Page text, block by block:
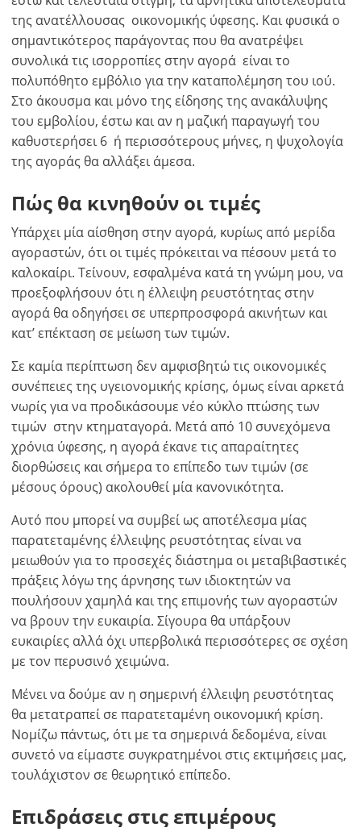
της ανατέλλουσας οικονομικής ύφεσης. Και φυσικά ο
σημαντικότερος παράγοντας που θα ανατρέψει
συνολικά τις ισορροπίες στην αγορά είναι το
πολυπόθητο εμβόλιο για την καταπολέμηση του ιού.
Στο άκουσμα και μόνο της είδησης της ανακάλυψης
του εμβολίου, έστω και αν η μαζική παραγωγή του
καθυστερήσει 6 ή περισσότερους μήνες, η ψυχολογία
της αγοράς θα αλλάξει άμεσα.
Πώς θα κινηθούν οι τιμές
Υπάρχει μία αίσθηση στην αγορά, κυρίως από μερίδα
αγοραστών, ότι οι τιμές πρόκειται να πέσουν μετά το
καλοκαίρι. Τείνουν, εσφαλμένα κατά τη γνώμη μου, να
προεξοφλήσουν ότι η έλλειψη ρευστότητας στην
αγορά θα οδηγήσει σε υπερπροσφορά ακινήτων και
κατ’ επέκταση σε μείωση των τιμών.
Σε καμία περίπτωση δεν αμφισβητώ τις οικονομικές
συνέπειες της υγειονομικής κρίσης, όμως είναι αρκετά
νωρίς για να προδικάσουμε νέο κύκλο πτώσης των
τιμών στην κτηματαγορά. Μετά από 10 συνεχόμενα
χρόνια ύφεσης, η αγορά έκανε τις απαραίτητες
διορθώσεις και σήμερα το επίπεδο των τιμών (σε
μέσους όρους) ακολουθεί μία κανονικότητα.
Αυτό που μπορεί να συμβεί ως αποτέλεσμα μίας
παρατεταμένης έλλειψης ρευστότητας είναι να
μειωθούν για το προσεχές διάστημα οι μεταβιβαστικές
πράξεις λόγω της άρνησης των ιδιοκτητών να
πουλήσουν χαμηλά και της επιμονής των αγοραστών
να βρουν την ευκαιρία. Σίγουρα θα υπάρξουν
ευκαιρίες αλλά όχι υπερβολικά περισσότερες σε σχέση
με τον περυσινό χειμώνα.
Μένει να δούμε αν η σημερινή έλλειψη ρευστότητας
θα μετατραπεί σε παρατεταμένη οικονομική κρίση.
Νομίζω πάντως, ότι με τα σημερινά δεδομένα, είναι
συνετό να είμαστε συγκρατημένοι στις εκτιμήσεις μας,
τουλάχιστον σε θεωρητικό επίπεδο.
Επιδράσεις στις επιμέρους